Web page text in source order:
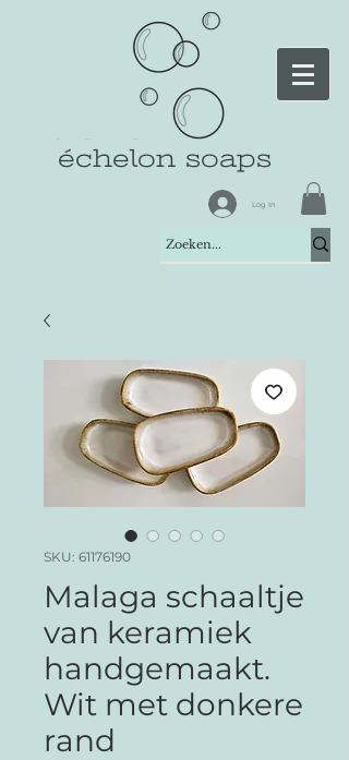
échelon soaps
Log In
SKU: 61176190
Malaga schaaltje
van keramiek
handgemaakt.
Wit met donkere
rand